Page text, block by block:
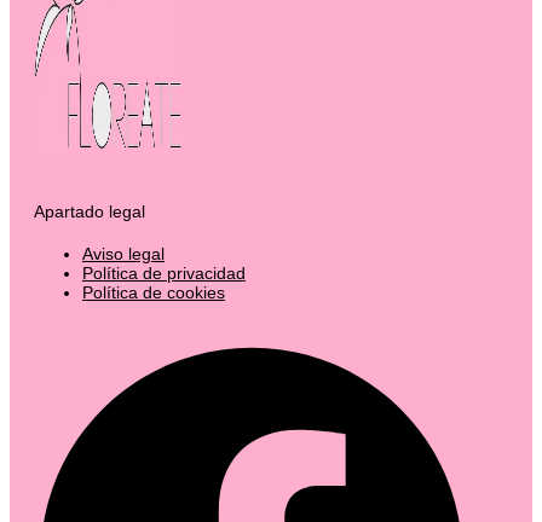
Apartado legal
Aviso legal
Política de privacidad
Política de cookies